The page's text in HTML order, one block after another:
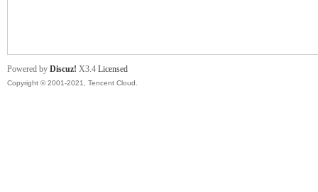
Powered by Discuz! X3.4 Licensed
Copyright © 2001-2021, Tencent Cloud.